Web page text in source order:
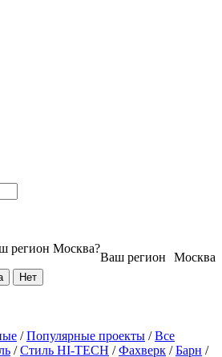
Москва
Ваш регион
регион Москва?
/Популярные проекты /Все
/Стиль HI-TECH /Фахверк /Барн /